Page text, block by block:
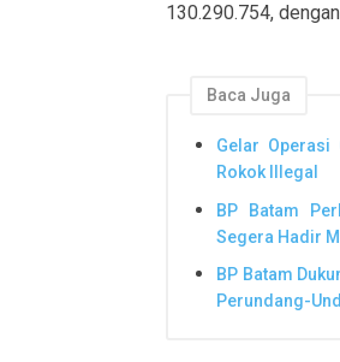
130.290.754,
Baca Juga
Gelar Operasi
Rokok Illegal
BP Batam
Segera Hadir
BP Batam
Perundang-